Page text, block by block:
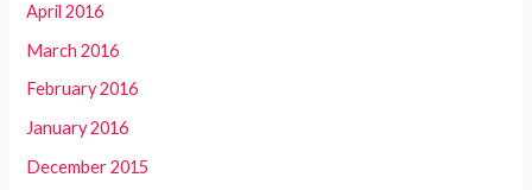
April 2016
March 2016
February 2016
January 2016
December 2015